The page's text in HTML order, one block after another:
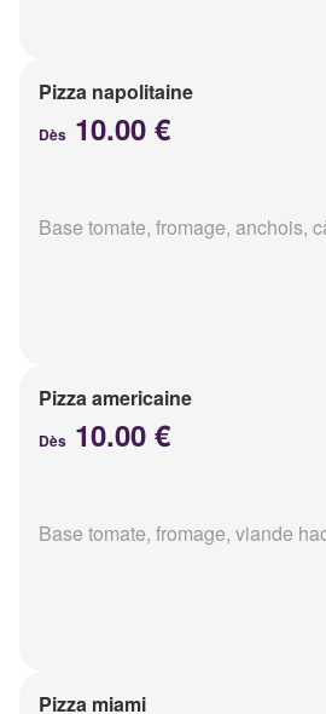
Pizza napolitaine
Dès 10.00 €
Base tomate, fromage, anchois,
Pizza americaine
Dès 10.00 €
Base tomate, fromage, viande
Pizza miami